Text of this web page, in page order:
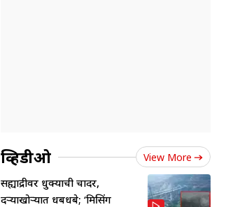
व्हिडीओ View More
सह्याद्रीवर धुक्याची चादर,
दऱ्याखोऱ्यात धबधबे; ‘मिसिंग